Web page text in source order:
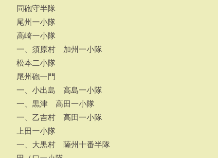
同砲守半隊
尾州一小隊
高崎一小隊
一、須原村 加州一小隊
松本二小隊
尾州砲一門
一、小出島 高島一小隊
一、黒津 高田一小隊
一、乙吉村 高田一小隊
上田一小隊
一、大黒村 薩州十番半隊